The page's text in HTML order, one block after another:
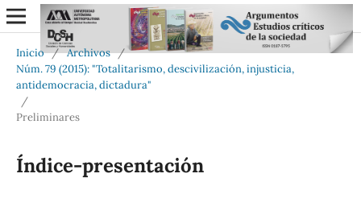
Inicio / Archivos /
Núm. 79 (2015): "Totalitarismo, descivilización, injusticia,
antidemocracia, dictadura"
/
Preliminares
Índice-presentación